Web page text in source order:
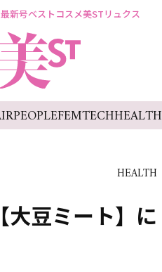
新号ベストコスメ美STリュクス
PEOPLEFEMTECHHEALTH
HEALTH
豆ミート】に